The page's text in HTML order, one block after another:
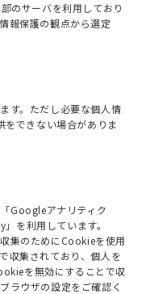
のサーバを利用しており
報保護の観点から選定
す。ただし必要な個人情
をできない場合がありま
Googleアナリティク
を利用しています。
集のためにCookieを使用
収集されており、個人を
を無効にすることで収
ラウザの設定をご確認く